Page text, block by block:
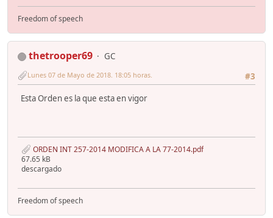
Freedom of speech
thetrooper69
GC
#3
Lunes 07 de Mayo de 2018. 18:05 horas.
Esta Orden es la que esta en vigor
ORDEN INT 257-2014 MODIFICA A LA 77-2014.pdf
67.65 kB
descargado
Freedom of speech